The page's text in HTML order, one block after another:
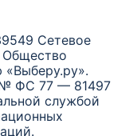
Сетевое
Общество
«Выберу.ру».
ФС 77 — 81497
службой